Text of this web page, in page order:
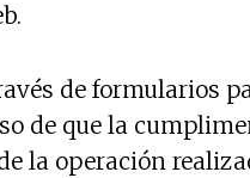
de
de que la
la operación